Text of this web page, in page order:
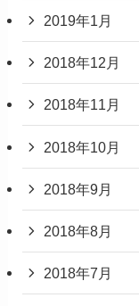
2019年1月
2018年12月
2018年11月
2018年10月
2018年9月
2018年8月
2018年7月